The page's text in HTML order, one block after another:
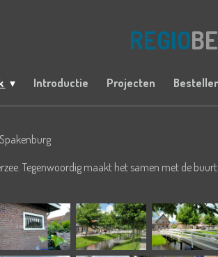
REGIO
Introductie Projecten
Spakenburg
Tegenwoordig maakt het samen met de